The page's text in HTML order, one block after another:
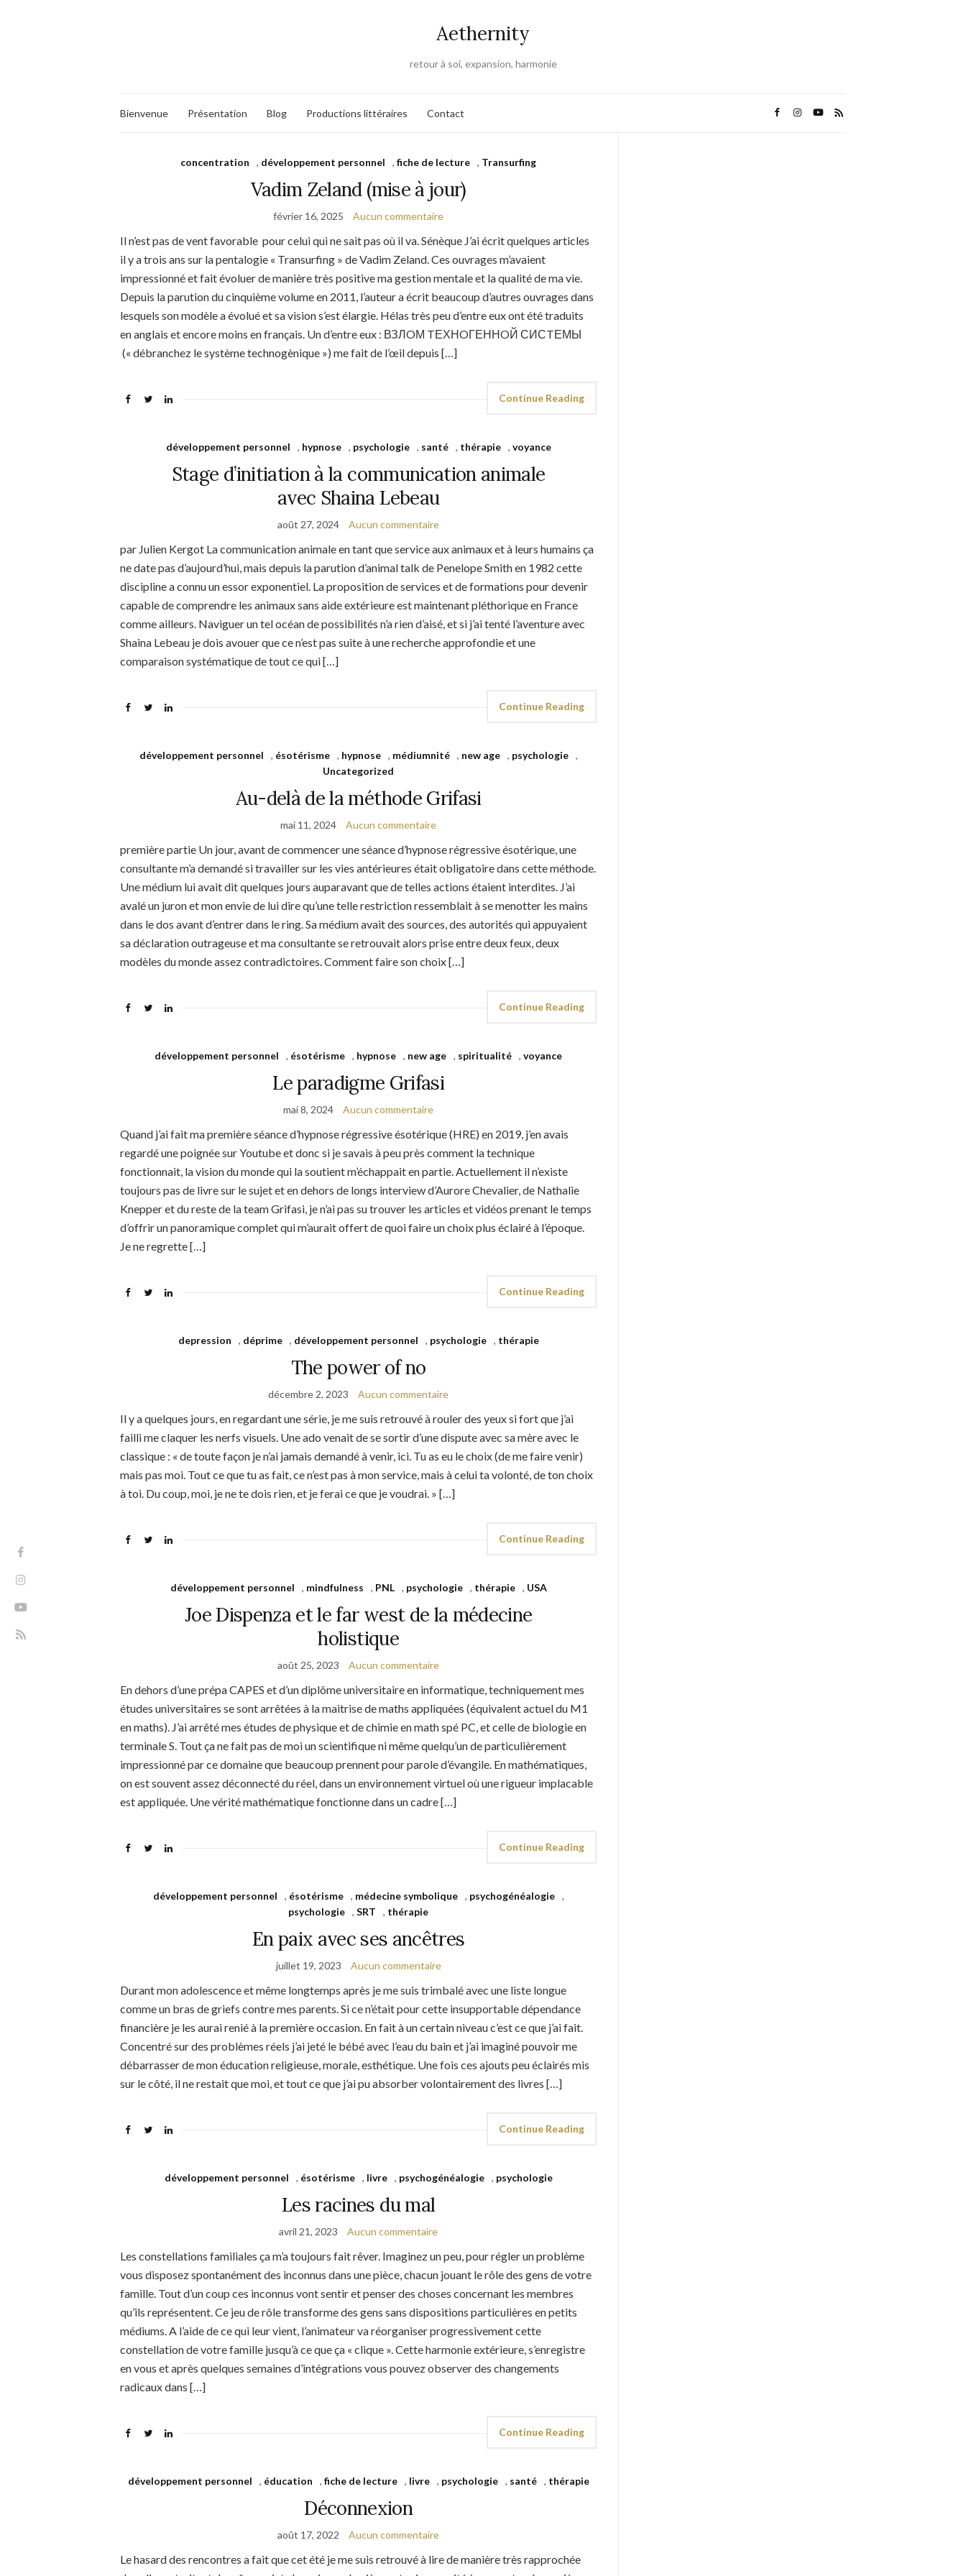
Aethernity
retour à soi, expansion, harmonie
Bienvenue Présentation Blog Productions littéraires Contact
concentration , développement personnel ,fiche de lecture , Transurfing
Vadim Zeland (mise à jour)
février 16, 2025 Aucun commentaire
Il n’est pas de vent favorable pour celui qui ne sait pas où il va. Sénèque J’ai écrit quelques articles
il y a trois ans sur la pentalogie « Transurfing » de Vadim Zeland. Ces ouvrages m’avaient
impressionné et fait évoluer de manière très positive ma gestion mentale et la qualité de ma vie.
Depuis la parution du cinquième volume en 2011, l’auteur a écrit beaucoup d’autres ouvrages dans
lesquels son modèle a évolué et sa vision s’est élargie. Hélas très peu d’entre eux ont été traduits
en anglais et encore moins en français. Un d’entre eux : ВЗЛOМ TЕХНOГЕННOЙ СИСTЕМЫ
(« débranchez le système technogènique ») me fait de l’œil depuis […]
Continue Reading
développement personnel , hypnose , psychologie , santé , thérapie , voyance
Stage d’initiation à la communication animale
avec Shaina Lebeau
août 27, 2024 Aucun commentaire
par Julien Kergot La communication animale en tant que service aux animaux et à leurs humains ça
ne date pas d’aujourd’hui, mais depuis la parution d’animal talk de Penelope Smith en 1982 cette
discipline a connu un essor exponentiel. La proposition de services et de formations pour devenir
capable de comprendre les animaux sans aide extérieure est maintenant pléthorique en France
comme ailleurs. Naviguer un tel océan de possibilités n’a rien d’aisé, et si j’ai tenté l’aventure avec
Shaina Lebeau je dois avouer que ce n’est pas suite à une recherche approfondie et une
comparaison systématique de tout ce qui […]
Continue Reading
développement personnel , ésotérisme , hypnose , médiumnité , new age , psychologie
,
Uncategorized
Au-delà de la méthode Grifasi
mai 11, 2024 Aucun commentaire
première partie Un jour, avant de commencer une séance d’hypnose régressive ésotérique, une
consultante m’a demandé si travailler sur les vies antérieures était obligatoire dans cette méthode.
Une médium lui avait dit quelques jours auparavant que de telles actions étaient interdites. J’ai
avalé un juron et mon envie de lui dire qu’une telle restriction ressemblait à se menotter les mains
dans le dos avant d’entrer dans le ring. Sa médium avait des sources, des autorités qui appuyaient
sa déclaration outrageuse et ma consultante se retrouvait alors prise entre deux feux, deux
modèles du monde assez contradictoires. Comment faire son choix […]
Continue Reading
développement personnel , ésotérisme , hypnose , new age , spiritualité ,voyance
Le paradigme Grifasi
mai 8, 2024 Aucun commentaire
Quand j’ai fait ma première séance d’hypnose régressive ésotérique (HRE) en 2019, j’en avais
regardé une poignée sur Youtube et donc si je savais à peu près comment la technique
fonctionnait, la vision du monde qui la soutient m’échappait en partie. Actuellement il n’existe
toujours pas de livre sur le sujet et en dehors de longs interview d’Aurore Chevalier, de Nathalie
Knepper et du reste de la team Grifasi, je n’ai pas su trouver les articles et vidéos prenant le temps
d’offrir un panoramique complet qui m’aurait offert de quoi faire un choix plus éclairé à l’époque.
Je ne regrette […]
Continue Reading
depression , déprime , développement personnel , psychologie , thérapie
The power of no
décembre 2, 2023 Aucun commentaire
Il y a quelques jours, en regardant une série, je me suis retrouvé à rouler des yeux si fort que j’ai
failli me claquer les nerfs visuels. Une ado venait de se sortir d’une dispute avec sa mère avec le
classique : « de toute façon je n’ai jamais demandé à venir, ici. Tu as eu le choix (de me faire venir)
mais pas moi. Tout ce que tu as fait, ce n’est pas à mon service, mais à celui ta volonté, de ton choix
à toi. Du coup, moi, je ne te dois rien, et je ferai ce que je voudrai. » […]
Continue Reading
développement personnel , mindfulness , PNL , psychologie , thérapie , USA
Joe Dispenza et le far west de la médecine
holistique
août 25, 2023 Aucun commentaire
En dehors d’une prépa CAPES et d’un diplôme universitaire en informatique, techniquement mes
études universitaires se sont arrêtées à la maitrise de maths appliquées (équivalent actuel du M1
en maths). J’ai arrêté mes études de physique et de chimie en math spé PC, et celle de biologie en
terminale S. Tout ça ne fait pas de moi un scientifique ni même quelqu’un de particulièrement
impressionné par ce domaine que beaucoup prennent pour parole d’évangile. En mathématiques,
on est souvent assez déconnecté du réel, dans un environnement virtuel où une rigueur implacable
est appliquée. Une vérité mathématique fonctionne dans un cadre […]
Continue Reading
développement personnel , ésotérisme , médecine symbolique , psychogénéalogie
,
psychologie ,SRT , thérapie
En paix avec ses ancêtres
juillet 19, 2023 Aucun commentaire
Durant mon adolescence et même longtemps après je me suis trimbalé avec une liste longue
comme un bras de griefs contre mes parents. Si ce n’était pour cette insupportable dépendance
financière je les aurai renié à la première occasion. En fait à un certain niveau c’est ce que j’ai fait.
Concentré sur des problèmes réels j’ai jeté le bébé avec l’eau du bain et j’ai imaginé pouvoir me
débarrasser de mon éducation religieuse, morale, esthétique. Une fois ces ajouts peu éclairés mis
sur le côté, il ne restait que moi, et tout ce que j’ai pu absorber volontairement des livres […]
Continue Reading
développement personnel , ésotérisme , livre , psychogénéalogie , psychologie
Les racines du mal
avril 21, 2023 Aucun commentaire
Les constellations familiales ça m’a toujours fait rêver. Imaginez un peu, pour régler un problème
vous disposez spontanément des inconnus dans une pièce, chacun jouant le rôle des gens de votre
famille. Tout d’un coup ces inconnus vont sentir et penser des choses concernant les membres
qu’ils représentent. Ce jeu de rôle transforme des gens sans dispositions particulières en petits
médiums. A l’aide de ce qui leur vient, l’animateur va réorganiser progressivement cette
constellation de votre famille jusqu’à ce que ça « clique ». Cette harmonie extérieure, s’enregistre
en vous et après quelques semaines d’intégrations vous pouvez observer des changements
radicaux dans […]
Continue Reading
développement personnel , éducation , fiche de lecture , livre , psychologie , santé , thérapie
Déconnexion
août 17, 2022 Aucun commentaire
Le hasard des rencontres a fait que cet été je me suis retrouvé à lire de manière très rapprochée